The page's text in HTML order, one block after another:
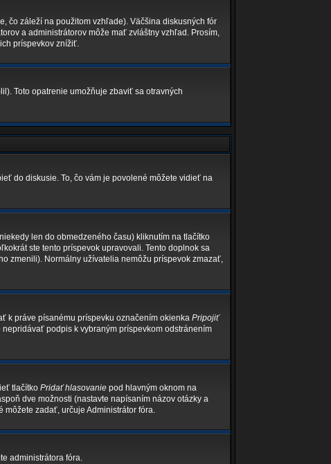
čo záleží na použitom vzhľade). Väčšina diskusných fór
a administrátorov môže mať zvláštny vzhľad. Prosím,
príspevkov znížiť.
Toto opatrenie umožňuje zbaviť sa otravných
do diskusie. To, čo vám je povolené môžete vidieť na
len do obmedzeného času) kliknutím na tlačítko
ste tento príspevok upravovali. Tento doplnok sa
zmenili). Normálny užívatelia nemôžu príspevok zmazať,
k práve písanému príspevku označením okienka Pripojiť
podpis k vybraným príspevkom odstránením
tlačítko Pridať hlasovaniepod hlavným oknom na
dve možnosti (nastavte napísaním názov otázky a
zadať, určuje Administrátor fóra.
administrátora fóra.